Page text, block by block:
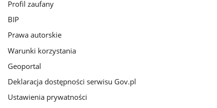
Profil zaufany
BIP
Prawa autorskie
Warunki korzystania
Geoportal
Deklaracja dostępności serwisu Gov.pl
Ustawienia prywatności